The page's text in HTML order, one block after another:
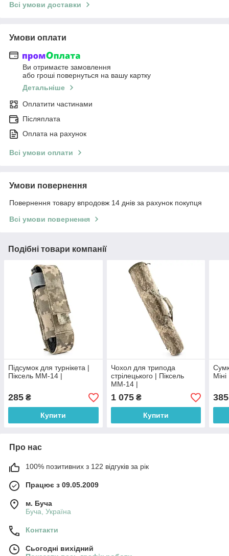
Всі умови доставки
Умови оплати
Ви отримаєте замовлення
або гроші повернуться на вашу картку
Детальніше
Оплатити частинами
Післяплата
Оплата на рахунок
Всі умови оплати
Умови повернення
Повернення товару впродовж 14 днів за рахунок покупця
Всі умови повернення
Подібні товари компанії
Підсумок для турнікета |
Піксель ММ-14 |
285 ₴
Купити
Чохол для трипода
стрілецького | Піксель
ММ-14 |
1 075₴
Купити
385
Про нас
100% позитивних з 122 відгуків за рік
Працює з 09.05.2009
м. Буча
Буча, Україна
Контакти
Сьогодні вихідний